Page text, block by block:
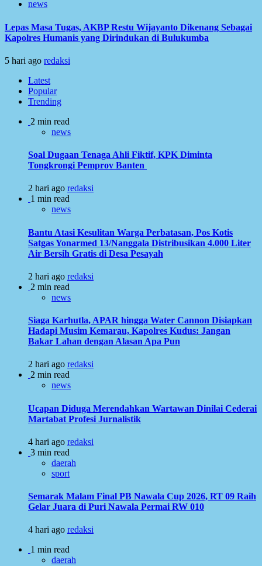
news
Lepas Masa Tugas, AKBP Restu Wijayanto Dikenang Sebagai
Kapolres Humanis yang Dirindukan di Bulukumba
5 hari ago redaksi
Latest
Popular
Trending
2 min read
news
Soal Dugaan Tenaga Ahli Fiktif, KPK Diminta
Tongkrongi Pemprov Banten
2 hari ago redaksi
1 min read
news
Bantu Atasi Kesulitan Warga Perbatasan, Pos Kotis
Satgas Yonarmed 13/Nanggala Distribusikan 4.000 Liter
Air Bersih Gratis di Desa Pesayah
2 hari ago redaksi
2 min read
news
Siaga Karhutla, APAR hingga Water Cannon Disiapkan
Hadapi Musim Kemarau, Kapolres Kudus: Jangan
Bakar Lahan dengan Alasan Apa Pun
2 hari ago redaksi
2 min read
news
Ucapan Diduga Merendahkan Wartawan Dinilai Cederai
Martabat Profesi Jurnalistik
4 hari ago redaksi
3 min read
daerah
sport
Semarak Malam Final PB Nawala Cup 2026, RT 09 Raih
Gelar Juara di Puri Nawala Permai RW 010
4 hari ago redaksi
1 min read
daerah